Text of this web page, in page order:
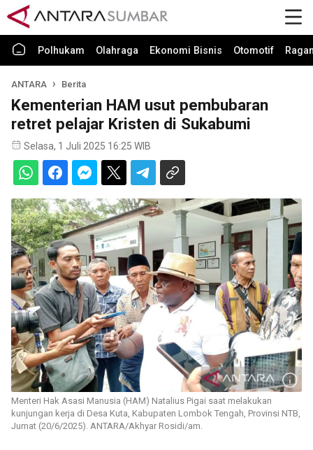
Polhukam Olahraga Ekonomi Bisnis Otomotif
ANTARA Berita
Kementerian HAM usut pembubaran
retret pelajar Kristen di Sukabumi
Selasa, 1 Juli 2025 16:25 WIB
Menteri Hak Asasi Manusia (HAM) Natalius Pigai saat melakukan
kunjungan kerja di Desa Kuta, Kabupaten Lombok Tengah, Provinsi NTB,
Jumat (20/6/2025). ANTARA/Akhyar Rosidi/am.